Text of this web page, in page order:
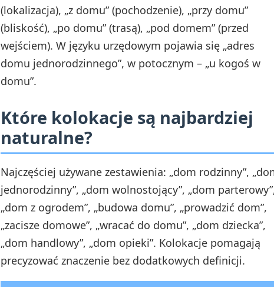
(lokalizacja), „z domu” (pochodzenie), „przy domu”
(bliskość), „po domu” (trasą), „pod domem” (przed
wejściem). W języku urzędowym pojawia się „adres
domu jednorodzinnego”, w potocznym – „u kogoś w
domu”.
Które kolokacje są najbardziej
naturalne?
Najczęściej używane zestawienia: „dom rodzinny”,
jednorodzinny”, „dom wolnostojący”, „dom
„dom z ogrodem”, „budowa domu”, „prowadzić dom”,
„zacisze domowe”, „wracać do domu”, „dom dziecka”,
„dom handlowy”, „dom opieki”. Kolokacje pomagają
precyzować znaczenie bez dodatkowych definicji.